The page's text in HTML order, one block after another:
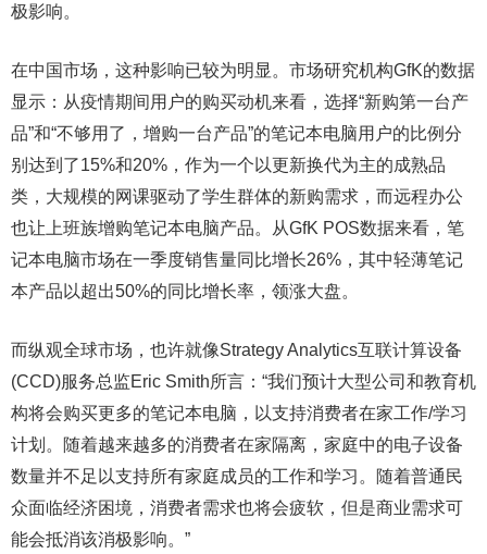
极影响。
在中国市场，这种影响已较为明显。市场研究机构GfK的数据
显示：从疫情期间用户的购买动机来看，选择“新购第一台产
品”和“不够用了，增购一台产品”的笔记本电脑用户的比例分
别达到了15%和20%，作为一个以更新换代为主的成熟品
类，大规模的网课驱动了学生群体的新购需求，而远程办公
也让上班族增购笔记本电脑产品。从GfK POS数据来看，笔
记本电脑市场在一季度销售量同比增长26%，其中轻薄笔记
本产品以超出50%的同比增长率，领涨大盘。
而纵观全球市场，也许就像Strategy Analytics互联计算设备
(CCD)服务总监Eric Smith所言：“我们预计大型公司和教育机
构将会购买更多的笔记本电脑，以支持消费者在家工作/学习
计划。随着越来越多的消费者在家隔离，家庭中的电子设备
数量并不足以支持所有家庭成员的工作和学习。随着普通民
众面临经济困境，消费者需求也将会疲软，但是商业需求可
能会抵消该消极影响。”